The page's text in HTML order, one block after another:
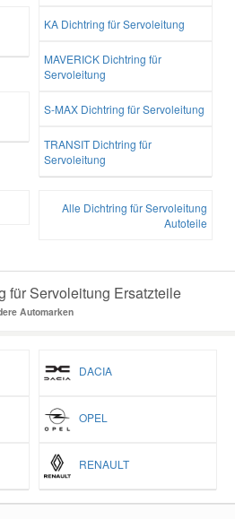
KA Dichtring für Servoleitung
MAVERICK Dichtring für
Servoleitung
S-MAX Dichtring für Servoleitung
TRANSIT Dichtring für
Servoleitung
Alle Dichtring für Servoleitung
Autoteile
für Servoleitung Ersatzteile
Automarken
DACIA
OPEL
RENAULT